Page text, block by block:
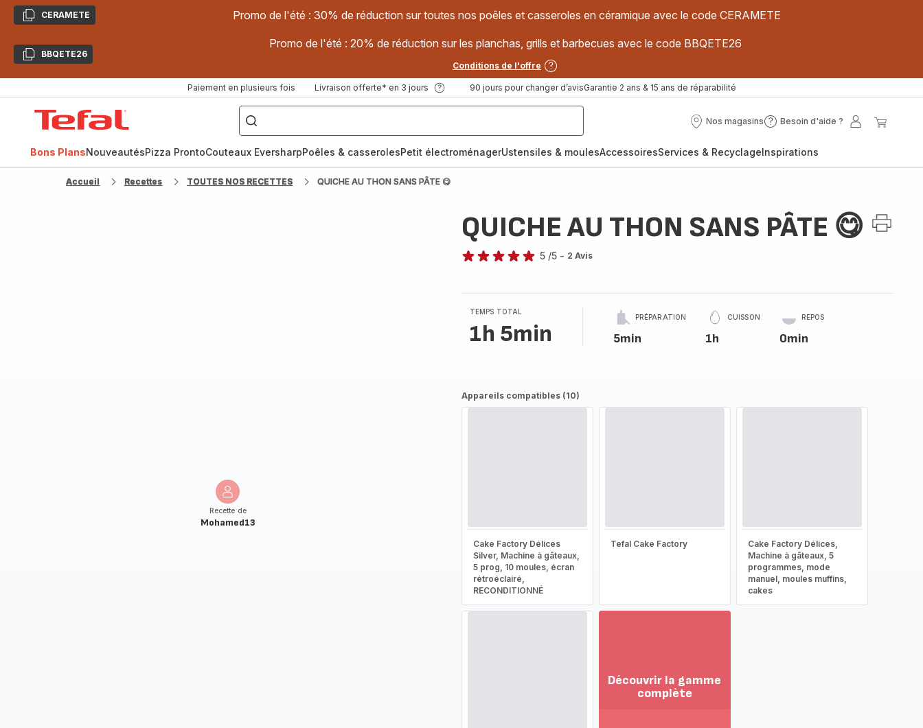
CopierCERAMETE Promo de l'été : 30% de réduction sur toutes nos poêles et casseroles en céramique avec le code CERAMETE
CopierBBQETE26
Promo de l'été : 20% de réduction sur les planchas, grills et barbecues avec le code BBQETE26
Conditions de l'offre
Paiement en plusieurs fois Livraison offerte* en 3 jours 90 jours pour changer d’avisGarantie 2 ans & 15 ans de réparabilité
["Poêles
inox,
Cake
Factory,
Nos magasins
Nos
Besoin d'aide ?
Besoin
?
Mon
Bons PlansNouveautésPizza ProntoCouteaux EversharpPoêles & casserolesPetit électroménagerUstensiles & moulesAccessoiresServices & RecyclageInspirations
Accueil Recettes TOUTES NOS RECETTES QUICHE AU THON SANS PÂTE 😋
Recette de
Mohamed13
QUICHE AU THON SANS PÂTE 😋
étoiles
(moyenne)
5 /5 - 2 Avis
TEMPS TOTAL
1h 5min
PRÉPARATION
5min
CUISSON
1h
REPOS
0min
Appareils compatibles (10)
Cake Factory Délices
Silver, Machine à gâteaux,
5 prog, 10 moules, écran
rétroéclairé,
RECONDITIONNÉ
Tefal Cake Factory
Cake Factory Délices,
Machine à gâteaux, 5
programmes, mode
manuel, moules muffins,
cakes
Découvrir la gamme
complète